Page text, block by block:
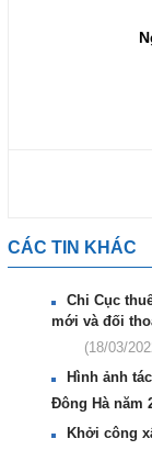
CÁC TIN KHÁC
Chi Cục
mới và đối
(18/03/
Hình ảnh
Đông Hà năm
Khởi công